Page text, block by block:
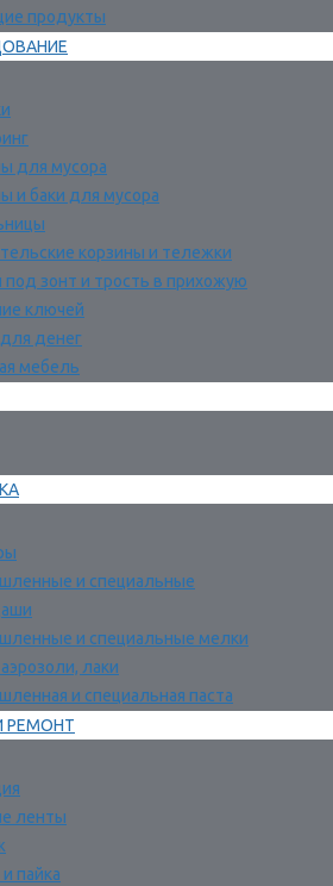
продукты
для мусора
и баки для мусора
корзины и тележки
под зонт и трость в прихожую
ключей
денег
мебель
и специальные
и специальные мелки
лаки
и специальная паста
РЕМОНТ
ленты
пайка